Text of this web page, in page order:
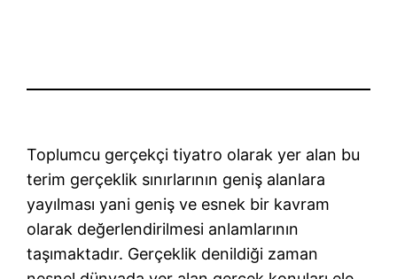
Toplumcu gerçekçi tiyatro olarak yer alan bu
terim gerçeklik sınırlarının geniş alanlara
yayılması yani geniş ve esnek bir kavram
olarak değerlendirilmesi anlamlarının
taşımaktadır. Gerçeklik denildiği zaman